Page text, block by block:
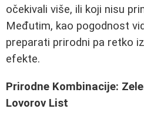
očekivali više, ili koji nisu
Međutim, kao pogodnost
preparati prirodni pa retko
efekte.
Prirodne Kombinacije:
Lovorov List